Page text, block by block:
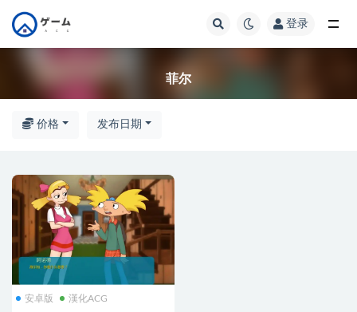
登录
菲尔
价格 发布日期
安卓版 漢化ACG